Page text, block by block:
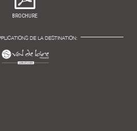
BROCHURE
DE LA DESTINATION: